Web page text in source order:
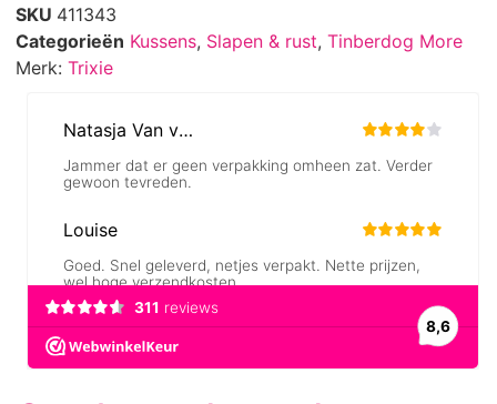
SKU 411343
Categorieën Kussens, Slapen & rust, Tinberdog More
Merk: Trixie